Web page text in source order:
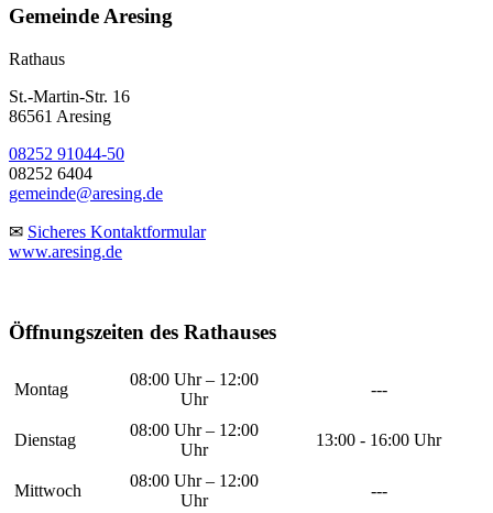
Gemeinde Aresing
Rathaus
St.-Martin-Str. 16
86561 Aresing
08252 91044-50
08252 6404
gemeinde@aresing.de
✉ Sicheres Kontaktformular
www.aresing.de
Öffnungszeiten des Rathauses
Montag
08:00 Uhr – 12:00
Uhr
---
Dienstag
08:00 Uhr – 12:00
Uhr
13:00 - 16:00 Uhr
Mittwoch
08:00 Uhr – 12:00
Uhr
---